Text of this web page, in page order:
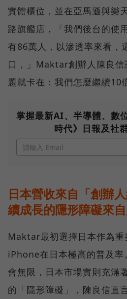
實體櫃位，並在亞馬遜與樂
路旗艦店，「我們後台的使
有86萬人，以滲透率來看，
口，」Maktar創辦人陳良信
題就卡在：我們怎麼繼續10
掌握最新AI、半導體、數
時代》日報及社
日本營收來自「創辦
續成長的隱形障礙來
Maktar最初選擇日本作為重
iPhone在日本極高的普及率
會無限，日本市場實則充滿
的「隱形障礙」，陳良信直